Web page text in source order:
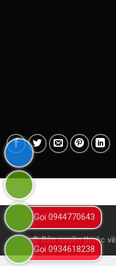
Gọi 0944770643
Gọi 0934618238
© Bản quyền thuộc về